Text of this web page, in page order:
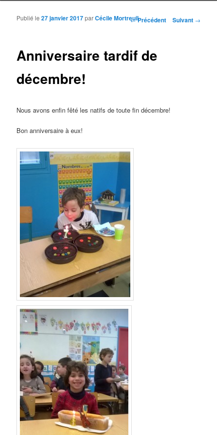
Navigation des articles
←Précédent Suivant →
Anniversaire tardif de
décembre!
Publié le27 janvier 2017parCécile Mortreuil
Nous avons enfin fêté les natifs de toute fin décembre!
Bon anniversaire à eux!